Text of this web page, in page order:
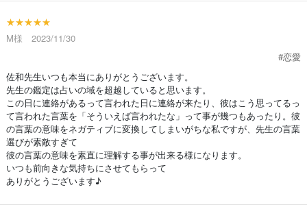
★★★★★
M様 2023/11/30
#恋愛
佐和先生いつも本当にありがとうございます。
先生の鑑定は占いの域を超越していると思います。
この日に連絡があるって言われた日に連絡が来たり、彼はこう思ってるっ
て言われた言葉を「そういえば言われたな」って事が幾つもあったり。彼
の言葉の意味をネガティブに変換してしまいがちな私ですが、先生の言葉
選びが素敵すぎて
彼の言葉の意味を素直に理解する事が出来る様になります。
いつも前向きな気持ちにさせてもらって
ありがとうございます♪